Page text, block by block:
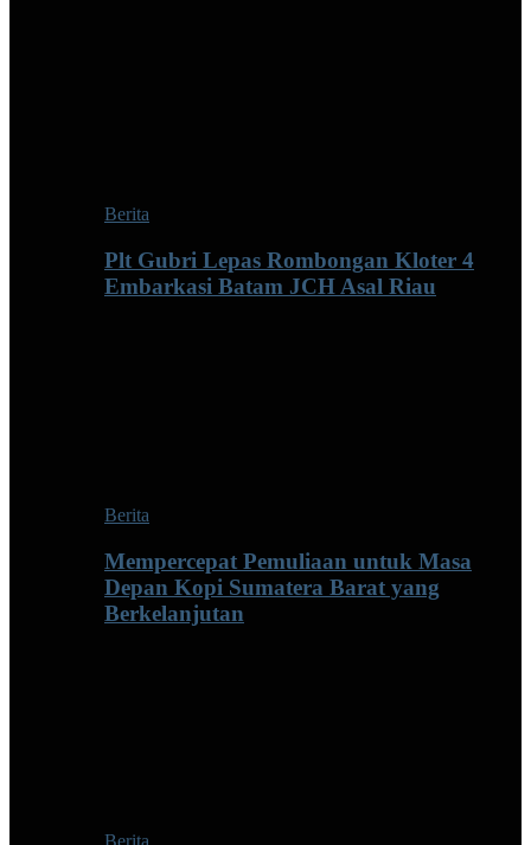
Berita
Plt Gubri Lepas Rombongan Kloter 4
Embarkasi Batam JCH Asal Riau
Berita
Mempercepat Pemuliaan untuk Masa
Depan Kopi Sumatera Barat yang
Berkelanjutan